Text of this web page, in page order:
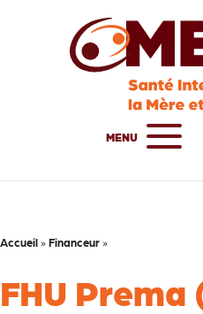
MENU
Accueil » Financeur »
FHU